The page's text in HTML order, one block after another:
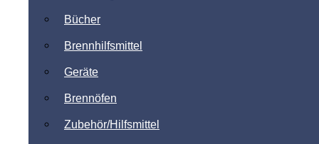
Bücher
Brennhilfsmittel
Geräte
Brennöfen
Zubehör/Hilfsmittel